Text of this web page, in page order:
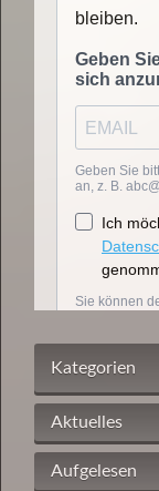
Kategorien
Aktuelles
Aufgelesen